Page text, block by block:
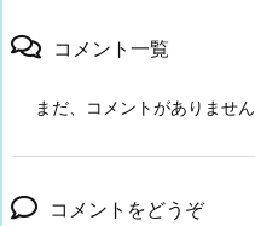
コメント一覧
まだ、コメントがありません
コメントをどうぞ